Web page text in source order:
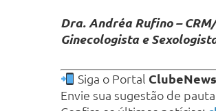
Dra. Andréa Rufino –
Ginecologista e
Siga o Portal ClubeNews
Envie sua sugestão de